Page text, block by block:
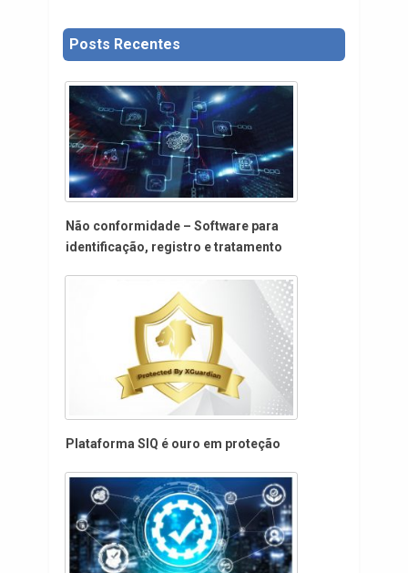
Posts Recentes
Não conformidade – Software para
identificação, registro e tratamento
Plataforma SIQ é ouro em proteção